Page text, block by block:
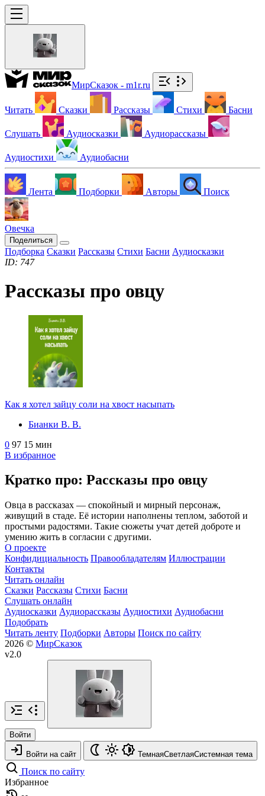
МирСказок - m1r.ru
Читать Сказки Рассказы Стихи Басни
Слушать Аудиосказки Аудиорассказы
Аудиостихи Аудиобасни
Лента Подборки Авторы Поиск
Овечка
Поделиться
Подборка Сказки Рассказы Стихи Басни Аудиосказки
ID: 747
Рассказы про овцу
Как я хотел зайцу соли на хвост насыпать
Бианки В. В.
0 97 15 мин
В избранное
Кратко про: Рассказы про овцу
Овца в рассказах — спокойный и мирный персонаж,
живущий в стаде. Её истории наполнены теплом, заботой и
простыми радостями. Такие сюжеты учат детей доброте и
умению жить в согласии с другими.
О проекте
Конфидициальность Правообладателям Иллюстрации
Контакты
Читать онлайн
Сказки Рассказы Стихи Басни
Слушать онлайн
Аудиосказки Аудиорассказы Аудиостихи Аудиобасни
Подобрать
Читать ленту Подборки Авторы Поиск по сайту
2026 © МирСказок
v2.0
Войти
Войти на сайт ТемнаяСветлаяСистемная тема
Поиск по сайту
Избранное